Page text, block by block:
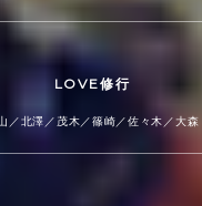
LOVE修行
／北澤／茂木／篠崎／佐々木／大森